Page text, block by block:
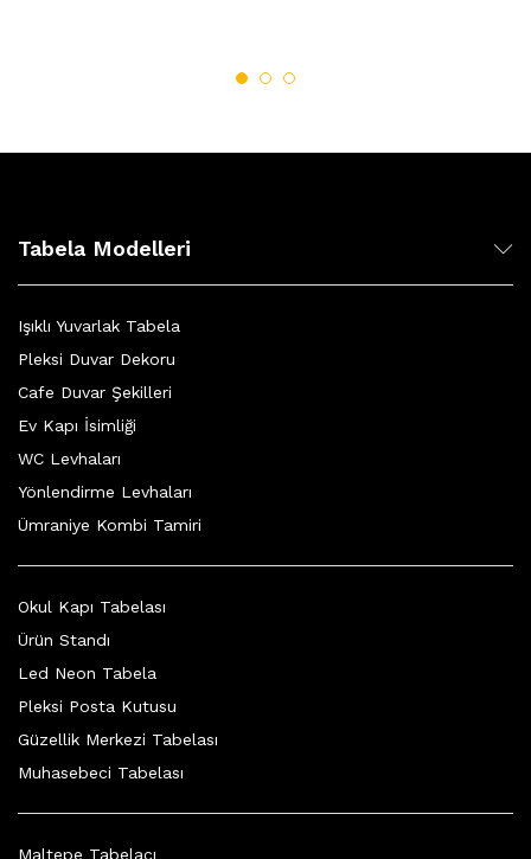
Tabela Modelleri
Işıklı Yuvarlak Tabela
Pleksi Duvar Dekoru
Cafe Duvar Şekilleri
Ev Kapı İsimliği
WC Levhaları
Yönlendirme Levhaları
Ümraniye Kombi Tamiri
Okul Kapı Tabelası
Ürün Standı
Led Neon Tabela
Pleksi Posta Kutusu
Güzellik Merkezi Tabelası
Muhasebeci Tabelası
Maltepe Tabelacı